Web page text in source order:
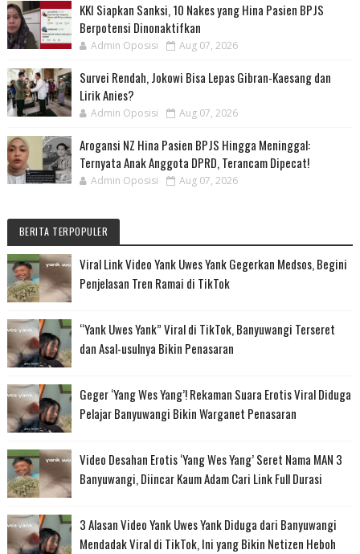
KKI Siapkan Sanksi, 10 Nakes yang Hina Pasien BPJS
Berpotensi Dinonaktifkan
Admin Oposisi Aug 07, 2026
Survei Rendah, Jokowi Bisa Lepas Gibran-Kaesang dan
Lirik Anies?
Admin Oposisi Aug 07, 2026
Arogansi NZ Hina Pasien BPJS Hingga Meninggal:
Ternyata Anak Anggota DPRD, Terancam Dipecat!
Admin Oposisi Aug 07, 2026
BERITA TERPOPULER
Viral Link Video Yank Uwes Yank Gegerkan Medsos, Begini
Penjelasan Tren Ramai di TikTok
“Yank Uwes Yank” Viral di TikTok, Banyuwangi Terseret
dan Asal-usulnya Bikin Penasaran
Geger ‘Yang Wes Yang’! Rekaman Suara Erotis Viral Diduga
Pelajar Banyuwangi Bikin Warganet Penasaran
Video Desahan Erotis ‘Yang Wes Yang’ Seret Nama MAN 3
Banyuwangi, Diincar Kaum Adam Cari Link Full Durasi
3 Alasan Video Yank Uwes Yank Diduga dari Banyuwangi
Mendadak Viral di TikTok, Ini yang Bikin Netizen Heboh